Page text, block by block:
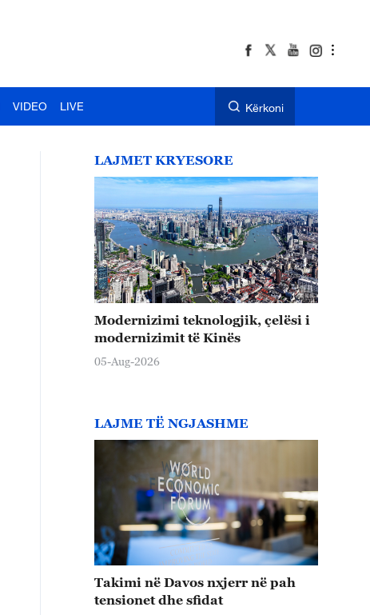
VIDEO LIVE Kërkoni
LAJMET KRYESORE
Modernizimi teknologjik, çelësi i
modernizimit të Kinës
05-Aug-2026
LAJME TË NGJASHME
Takimi në Davos nxjerr në pah
tensionet dhe sfidat